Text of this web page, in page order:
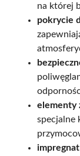
na której
pokrycie
elementy
specjalne